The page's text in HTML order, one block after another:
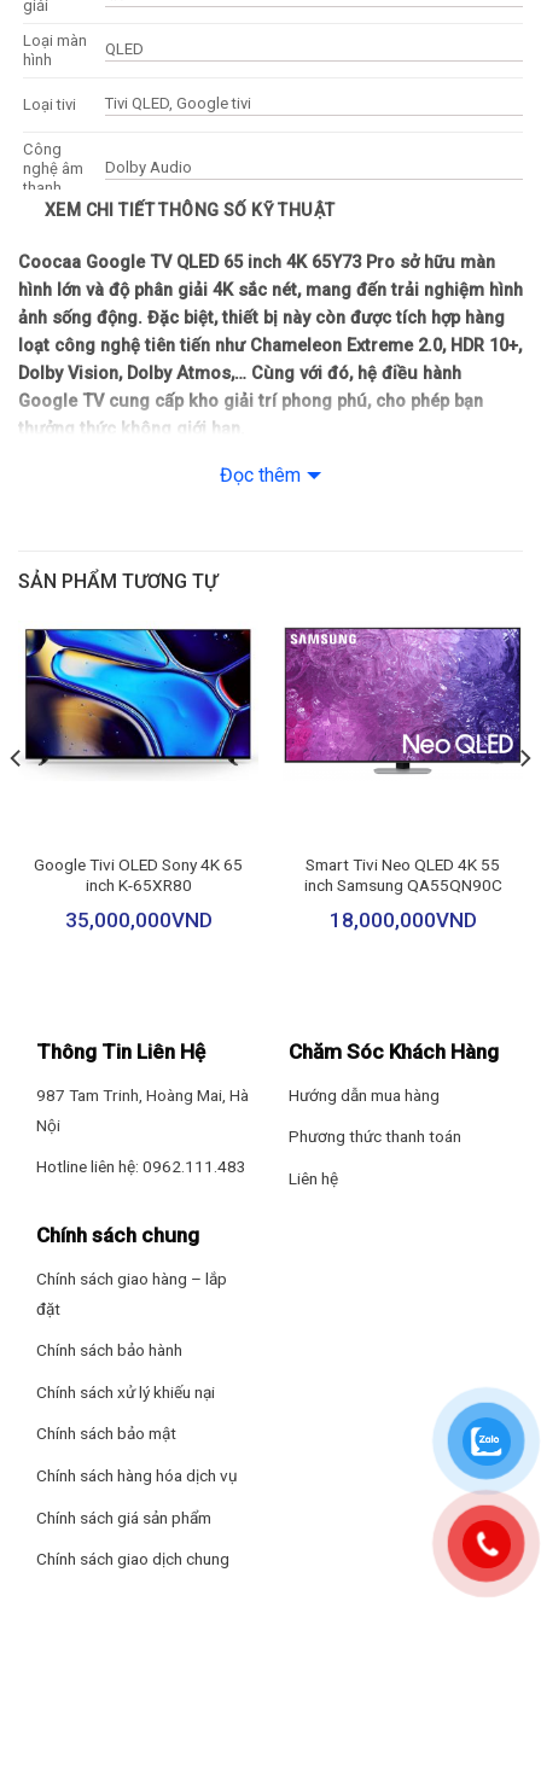
giải
Loại màn
hình
QLED
Loại tivi Tivi QLED, Google tivi
Công
nghệ âm
thanh
Dolby Audio
Hệ điều
Tiện ích
nổi bật
Tìm kiếm giọng nói bằng tiếng Việt, Tích hợp trợ lí ảo Google
Assistant, Chiếu hình ảnh từ điện thoại lên TV, Điều khiển qua
ứng dụng
XEM CHI TIẾT THÔNG SỐ KỸ THUẬT
Coocaa Google TV QLED 65 inch 4K 65Y73 Pro sở hữu màn
hình lớn và độ phân giải 4K sắc nét, mang đến trải nghiệm hình
ảnh sống động. Đặc biệt, thiết bị này còn được tích hợp hàng
loạt công nghệ tiên tiến như Chameleon Extreme 2.0, HDR 10+,
Dolby Vision, Dolby Atmos,… Cùng với đó, hệ điều hành
Google TV cung cấp kho giải trí phong phú, cho phép bạn
thưởng thức không giới hạn.
QLED+ mang lại chất lượng hiển thị xuất sắc
hiển thị xuất sắc. Không chỉ tái tạo màu một cách chân thực,
nhân vật trên tivi. Nhờ vậy, người dùng có thể thưởng thức
những thước phim với độ chính xác màu sắc sống động.
Chameleon Extreme 2.0 tái tạo hình ảnh bằng AI
Công nghệ Chameleon Extreme 2.0 trên Coocaa Google TV
QLED 65 inch 4K 65Y73 Pro sử dụng trí tuệ nhân tạo AI để phân
tích và tối ưu hóa chất lượng hình ảnh. Để phát triển công nghệ
này, các kỹ sư Coocaa đã phân tích một lượng dữ liệu khổng lồ
và áp dụng 7 mô hình điều chỉnh khác nhau. Nhờ đó, tivi Coocaa
65Y73 Pro mang đến những thước phim sống động và cuốn hút.
Đọc thêm
SẢN PHẨM TƯƠNG TỰ
Google Tivi OLED Sony 4K 65
inch K-65XR80
35,000,000VND
Smart Tivi Neo QLED 4K 55
inch Samsung QA55QN90C
18,000,000VND
Thông Tin Liên Hệ
987 Tam Trinh, Hoàng Mai, Hà
Nội
Hotline liên hệ: 0962.111.483
Chăm Sóc Khách Hàng
Hướng dẫn mua hàng
Phương thức thanh toán
Liên hệ
Chính sách chung
Chính sách giao hàng – lắp
đặt
Chính sách bảo hành
Chính sách xử lý khiếu nại
Chính sách bảo mật
Chính sách hàng hóa dịch vụ
Chính sách giá sản phẩm
Chính sách giao dịch chung